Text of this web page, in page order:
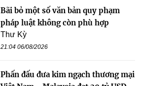
Bãi bỏ một số văn bản quy phạm
pháp luật không còn phù hợp
Thư Kỳ
21:04 06/08/2026
Phấn đấu đưa kim ngạch thương mại